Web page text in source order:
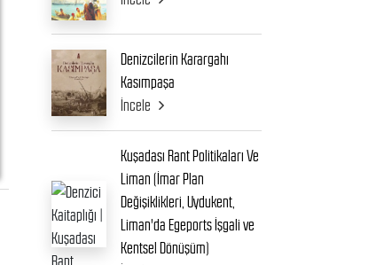
Denizcilerin Karargahı
Kasımpaşa
İncele
Kuşadası Rant Politikaları Ve
Liman (İmar Plan
Değişiklikleri, Uydukent,
Liman'da Egeports İşgali ve
Kentsel Dönüşüm)